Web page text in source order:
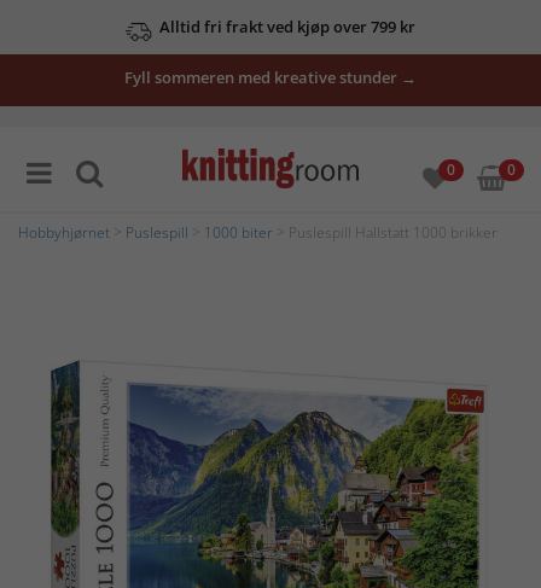
Alltid fri frakt ved kjøp over 799 kr
Fyll sommeren med kreative stunder →
0 0
Hobbyhjørnet Puslespill 1000 biter > Puslespill Hallstatt 1000 brikker